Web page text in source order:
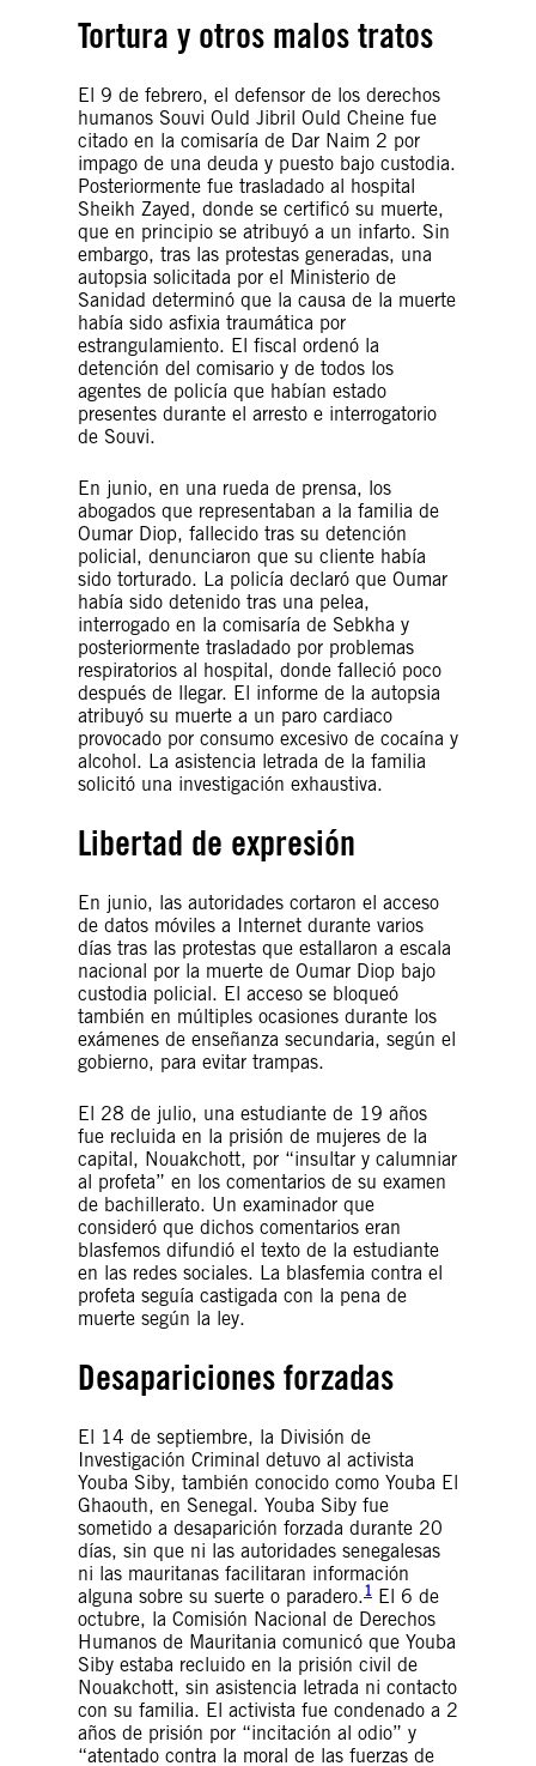
Tortura y otros malos tratos
El 9 de febrero, el defensor de los derechos
humanos Souvi Ould Jibril Ould Cheine fue
citado en la comisaría de Dar Naim 2 por
impago de una deuda y puesto bajo custodia.
Posteriormente fue trasladado al hospital
Sheikh Zayed, donde se certificó su muerte,
que en principio se atribuyó a un infarto. Sin
embargo, tras las protestas generadas, una
autopsia solicitada por el Ministerio de
Sanidad determinó que la causa de la muerte
había sido asfixia traumática por
estrangulamiento. El fiscal ordenó la
detención del comisario y de todos los
agentes de policía que habían estado
presentes durante el arresto e interrogatorio
de Souvi.
En junio, en una rueda de prensa, los
abogados que representaban a la familia de
Oumar Diop, fallecido tras su detención
policial, denunciaron que su cliente había
sido torturado. La policía declaró que Oumar
había sido detenido tras una pelea,
interrogado en la comisaría de Sebkha y
posteriormente trasladado por problemas
respiratorios al hospital, donde falleció poco
después de llegar. El informe de la autopsia
atribuyó su muerte a un paro cardiaco
provocado por consumo excesivo de cocaína y
alcohol. La asistencia letrada de la familia
solicitó una investigación exhaustiva.
Libertad de expresión
En junio, las autoridades cortaron el acceso
de datos móviles a Internet durante varios
días tras las protestas que estallaron a escala
nacional por la muerte de Oumar Diop bajo
custodia policial. El acceso se bloqueó
también en múltiples ocasiones durante los
exámenes de enseñanza secundaria, según el
gobierno, para evitar trampas.
El 28 de julio, una estudiante de 19 años
fue recluida en la prisión de mujeres de la
capital, Nouakchott, por “insultar y calumniar
al profeta” en los comentarios de su examen
de bachillerato. Un examinador que
consideró que dichos comentarios eran
blasfemos difundió el texto de la estudiante
en las redes sociales. La blasfemia contra el
profeta seguía castigada con la pena de
muerte según la ley.
Desapariciones forzadas
El 14 de septiembre, la División de
Investigación Criminal detuvo al activista
Youba Siby, también conocido como Youba El
Ghaouth, en Senegal. Youba Siby fue
sometido a desaparición forzada durante 20
días, sin que ni las autoridades senegalesas
ni las mauritanas facilitaran información
alguna sobre su suerte o paradero.1 El 6 de
octubre, la Comisión Nacional de Derechos
Humanos de Mauritania comunicó que Youba
Siby estaba recluido en la prisión civil de
Nouakchott, sin asistencia letrada ni contacto
con su familia. El activista fue condenado a 2
años de prisión por “incitación al odio” y
“atentado contra la moral de las fuerzas de